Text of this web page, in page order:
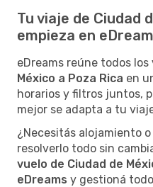
Tu viaje de Ciudad
empieza en
eDreams reúne todos los
México a Poza Rica en
horarios y filtros juntos,
mejor se adapta a tu
¿Necesitás alojamiento
resolverlo todo sin
vuelo de Ciudad de
eDreams y gestioná